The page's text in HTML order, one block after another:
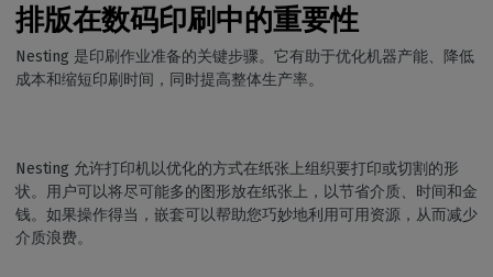
排版在数码印刷中的重要性
Nesting 是印刷作业准备的关键步骤。它有助于优化机器产能、降低
成本和缩短印刷时间，同时提高整体生产率。
Nesting 允许打印机以优化的方式在纸张上组织要打印或切割的形
状。用户可以将尽可能多的图形放在纸张上，以节省介质、时间和金
钱。如果操作得当，嵌套可以帮助您巧妙地利用可用资源，从而减少
介质浪费。